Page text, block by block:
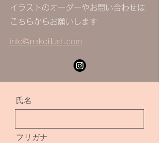
イラストのオーダーやお問い合わせは
​こちらからお願いします
info@nakoillust.com
氏名
フリガナ